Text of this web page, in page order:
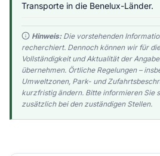
Transporte in die Benelux-Länder.
Hinweis:Die vorstehenden
recherchiert. Dennoch können wir für
Vollständigkeit und Aktualität der
übernehmen. Örtliche Regelungen –
Umweltzonen, Park- und
kurzfristig ändern. Bitte informieren Sie
zusätzlich bei den zuständigen Stellen.